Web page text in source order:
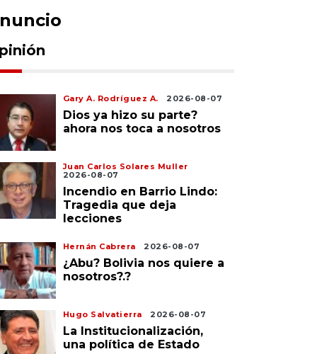
Gary A. Rodríguez A. 2026-08-07
Dios ya hizo su parte?
ahora nos toca a nosotros
Juan Carlos Solares Muller
2026-08-07
Incendio en Barrio Lindo:
Tragedia que deja
lecciones
Hernán Cabrera 2026-08-07
¿Abu? Bolivia nos quiere a
nosotros?.?
Hugo Salvatierra 2026-08-07
La Institucionalización,
una política de Estado